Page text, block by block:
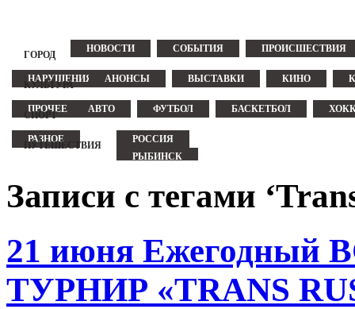
ГОРОД
НОВОСТИ СОБЫТИЯ ПРОИСШЕСТВИЯ
НАРУШЕНИЯ
КУЛЬТУРА
АНОНСЫ ВЫСТАВКИ КИНО
ПРОЧЕЕ
СПОРТ
АВТО ФУТБОЛ БАСКЕТБОЛ
РАЗНОЕ
ПУТЕШЕСТВИЯ
РОССИЯ
РЫБИНСК
ФИНЛЯНДИЯ ЧЕХИЯ
Записи с тегами
21 июня
ТУРНИР «TRANS